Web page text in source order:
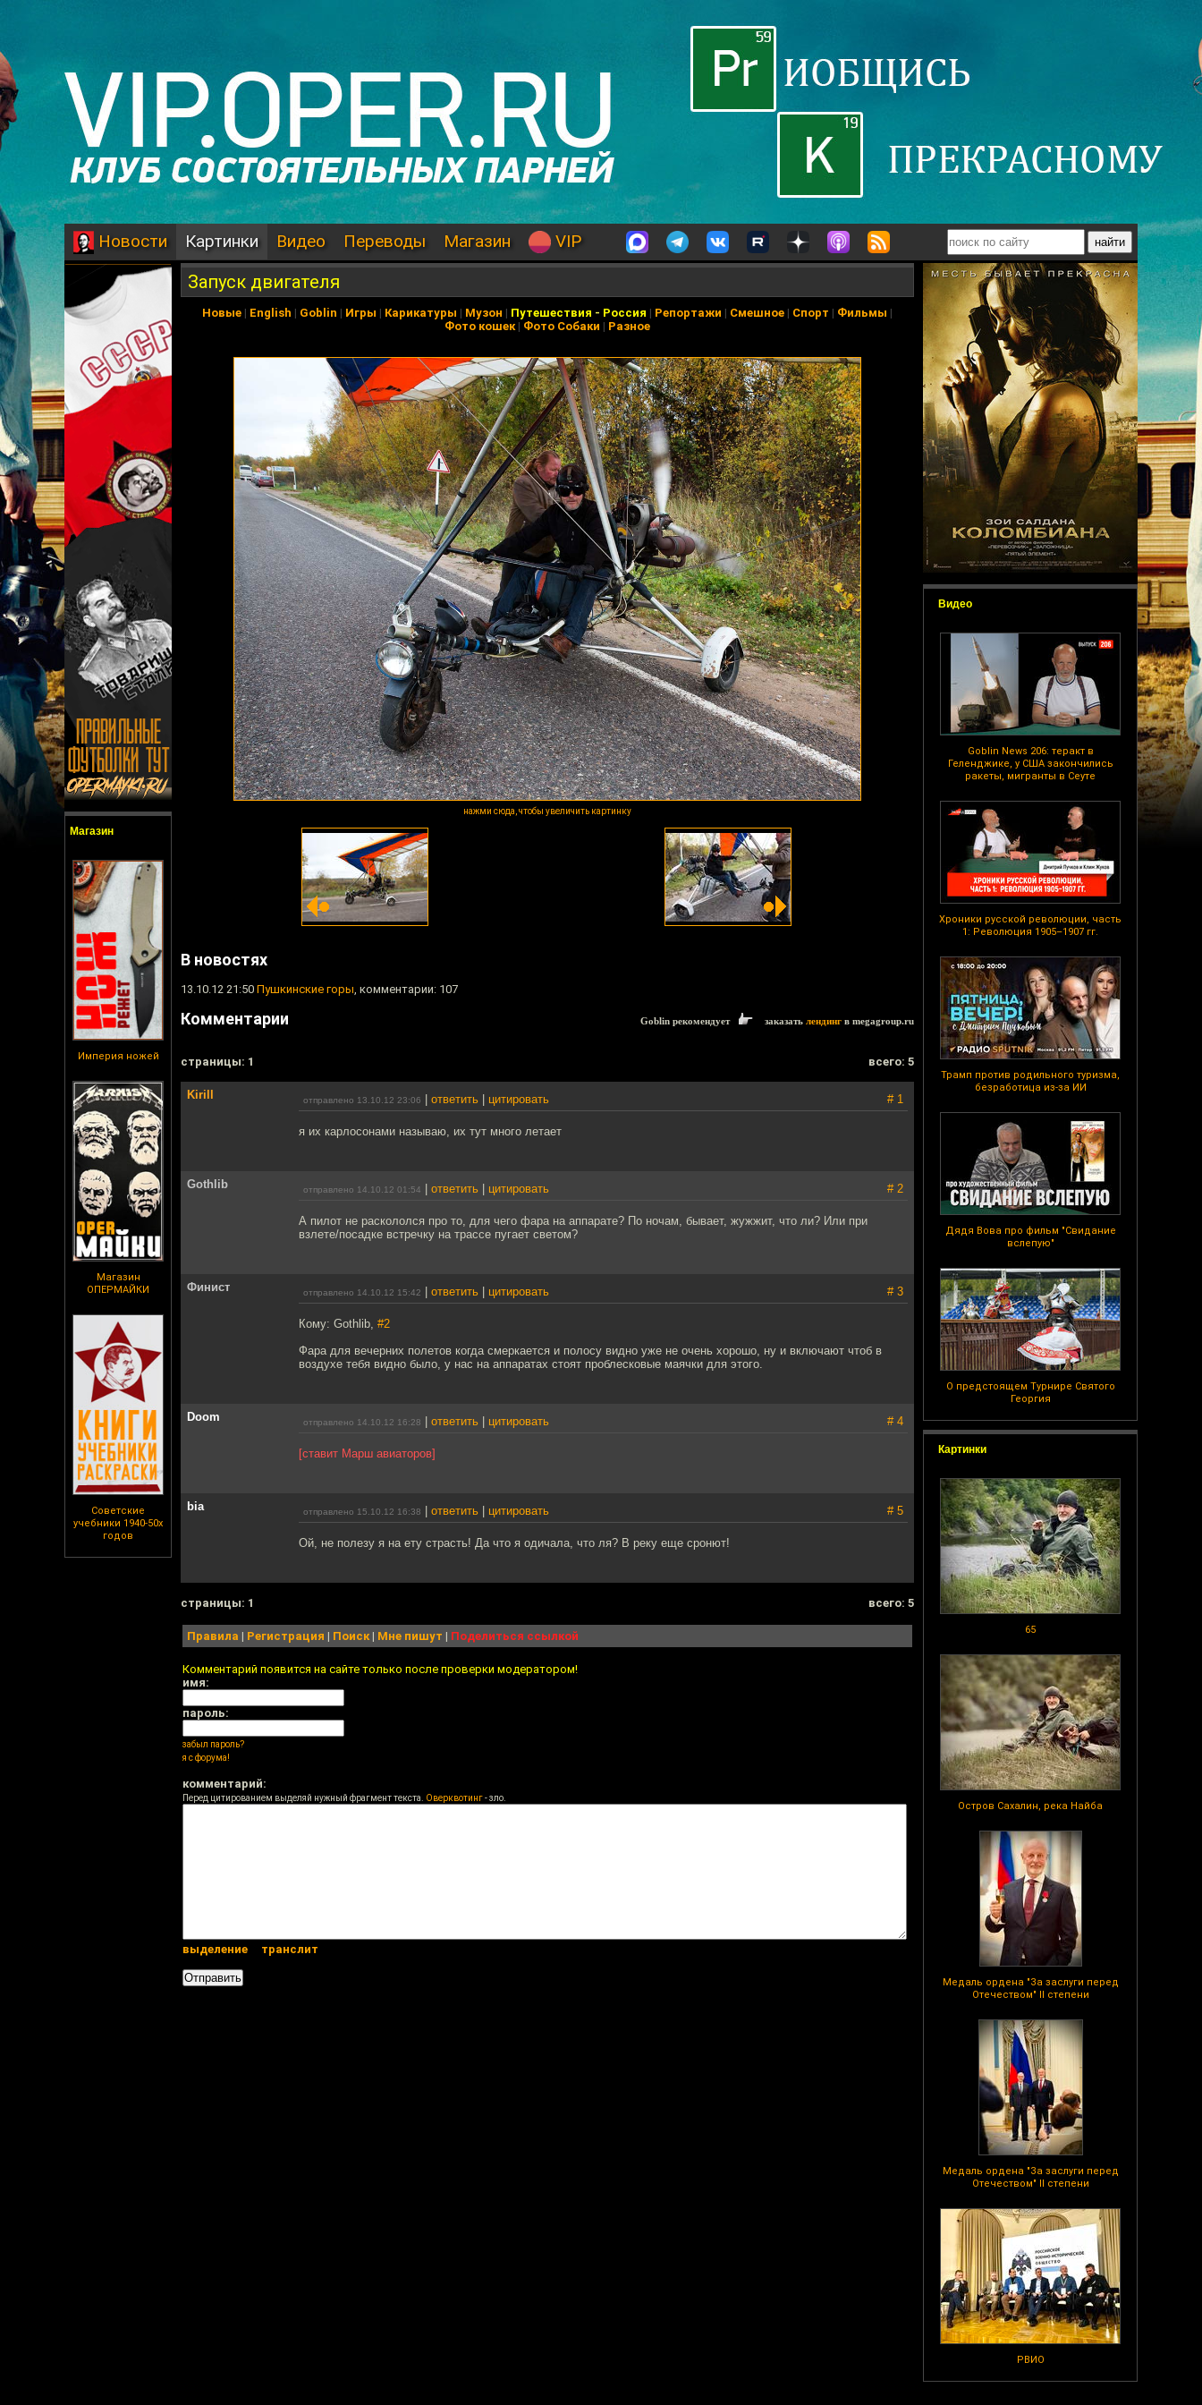
Новости Картинки Видео Переводы Магазин VIP
Магазин
Империя ножей
Магазин
ОПЕРМАЙКИ
Советские
учебники 1940-50х
годов
Видео
Goblin News 206: теракт в
Геленджике, у США закончились
ракеты, мигранты в Сеуте
Хроники русской революции, часть
1: Революция 1905–1907 гг.
Трамп против родильного туризма,
безработица из-за ИИ
Дядя Вова про фильм "Свидание
вслепую"
О предстоящем Турнире Святого
Георгия
Картинки
65
Остров Сахалин, река Найба
Медаль ордена "За заслуги перед
Отечеством" II степени
Медаль ордена "За заслуги перед
Отечеством" II степени
РВИО
Запуск двигателя
Новые | English | Goblin | Игры | Карикатуры | Музон | Путешествия - Россия | Репортажи | Смешное | Спорт | Фильмы |
Фото кошек| Фото Собаки | Разное
нажми сюда, чтобы увеличить картинку
В новостях
13.10.12 21:50 Пушкинские горы, комментарии: 107
Комментарии Goblin рекомендует заказать лендинг в megagroup.ru
cтраницы: 1 всего: 5
Kirill отправлено 13.10.12 23:06 ответить цитировать # 1
я их карлосонами называю, их тут много летает
Gothlib отправлено 14.10.12 01:54 ответить цитировать # 2
А пилот не раскололся про то, для чего фара на аппарате? По ночам, бывает, жужжит, что ли? Или при
взлете/посадке встречку на трассе пугает светом?
Финист отправлено 14.10.12 15:42 ответить цитировать # 3
Кому: Gothlib, #2
Фара для вечерних полетов когда смеркается и полосу видно уже не очень хорошо, ну и включают чтоб в
воздухе тебя видно было, у нас на аппаратах стоят проблесковые маячки для этого.
Doom отправлено 14.10.12 16:28 ответить цитировать # 4
[ставит Марш авиаторов]
bia отправлено 15.10.12 16:38 ответить цитировать # 5
Ой, не полезу я на ету страсть! Да что я одичала, что ля? В реку еще сронют!
cтраницы: 1 всего: 5
Правила | Регистрация | Поиск| Мне пишут | Поделиться ссылкой
Комментарий появится на сайте только после проверки модератором!
имя:
пароль:
забыл пароль?
я с форума!
комментарий:
Перед цитированием выделяй нужный фрагмент текста. Оверквотинг- зло.
выделение транслит